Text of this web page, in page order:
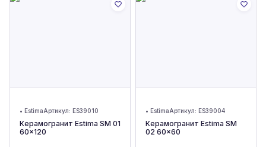
• EstimaАртикул: ES39010
Керамогранит Estima SM 01
60x120
• EstimaАртикул: ES39004
Керамогранит Estima SM
02 60x60